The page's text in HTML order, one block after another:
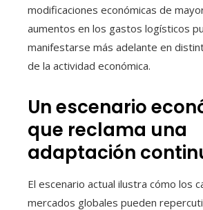
modificaciones económicas de
aumentos en los gastos logísticos
manifestarse más adelante en
de la actividad económica.
Un escenario
que reclama una
adaptación
El escenario actual ilustra cómo los
mercados globales pueden